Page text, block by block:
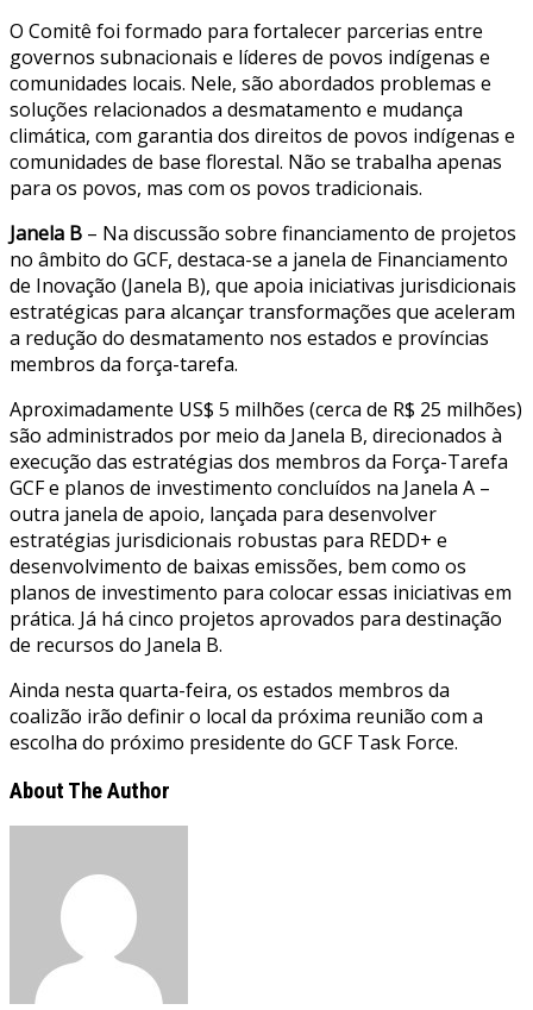
O Comitê foi formado para fortalecer parcerias entre
governos subnacionais e líderes de povos indígenas e
comunidades locais. Nele, são abordados problemas e
soluções relacionados a desmatamento e mudança
climática, com garantia dos direitos de povos indígenas e
comunidades de base florestal. Não se trabalha apenas
para os povos, mas com os povos tradicionais.
Janela B – Na discussão sobre financiamento de projetos
no âmbito do GCF, destaca-se a janela de Financiamento
de Inovação (Janela B), que apoia iniciativas jurisdicionais
estratégicas para alcançar transformações que aceleram
a redução do desmatamento nos estados e províncias
membros da força-tarefa.
Aproximadamente US$ 5 milhões (cerca de R$ 25 milhões)
são administrados por meio da Janela B, direcionados à
execução das estratégias dos membros da Força-Tarefa
GCF e planos de investimento concluídos na Janela A –
outra janela de apoio, lançada para desenvolver
estratégias jurisdicionais robustas para REDD+ e
desenvolvimento de baixas emissões, bem como os
planos de investimento para colocar essas iniciativas em
prática. Já há cinco projetos aprovados para destinação
de recursos do Janela B.
Ainda nesta quarta-feira, os estados membros da
coalizão irão definir o local da próxima reunião com a
escolha do próximo presidente do GCF Task Force.
About The Author